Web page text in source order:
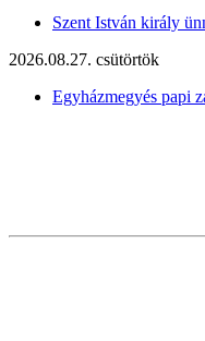
Szent István király
2026.08.27. csütörtök
Egyházmegyés papi